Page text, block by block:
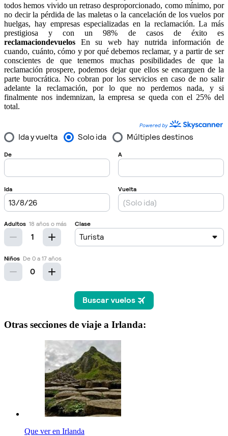
todos hemos vivido un retraso desproporcionado, como mínimo, por
no decir la pérdida de las maletas o la cancelación de los vuelos por
huelgas, hay empresas especializadas en la reclamación. La más
prestigiosa y con un 98% de casos de éxito es
reclamaciondevuelos En su web hay nutrida información de
cuando, cuánto, cómo y por qué debemos reclamar, y a partir de ser
conscientes de que tenemos muchas posibilidades de que la
reclamación prospere, podemos dejar que ellos se encarguen de la
parte burocrática. No cobran por los servicios en caso de no salir
adelante la reclamación, por lo que no perdemos nada, y si
finalmente nos indemnizan, la empresa se queda con el 25% del
total.
Otras secciones de viaje a Irlanda:
Que ver en Irlanda